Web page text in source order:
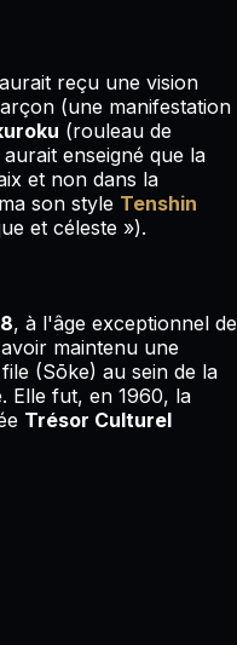
reçu une vision
(une manifestation
(rouleau de
enseigné que la
et non dans la
son style Tenshin
et céleste »).
, à l'âge exceptionnel de
maintenu une
(Sōke) au sein de la
Elle fut, en 1960, la
Trésor Culturel